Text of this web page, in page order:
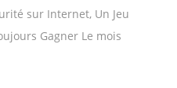
sur Internet, Un Jeu
Gagner Le mois